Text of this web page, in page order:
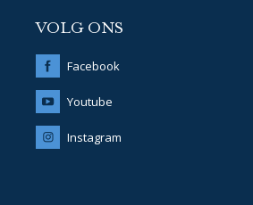
VOLG ONS
Facebook
Youtube
Instagram